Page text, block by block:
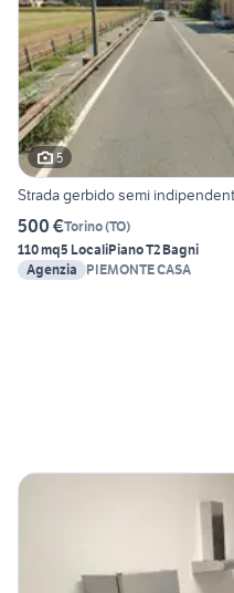
5
Strada gerbido semi
500 €Torino(TO)
110 mq5 LocaliPiano T2 Bagni
Agenzia
PIEMONTE CASA